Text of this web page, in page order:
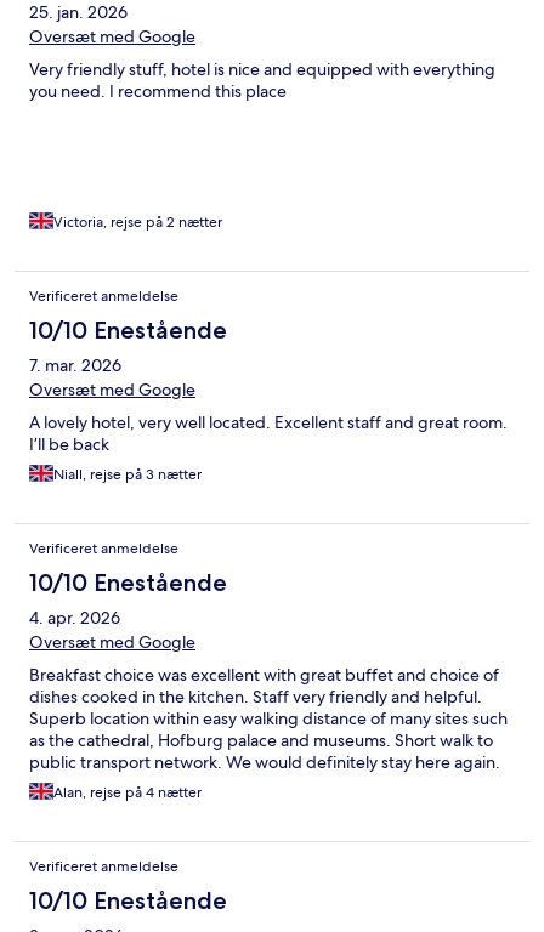
25. jan. 2026
Oversæt med Google
Very friendly stuff, hotel is nice and equipped with everything
you need. I recommend this place
Victoria, rejse på 2 nætter
Verificeret anmeldelse
10/10 Enestående
7. mar. 2026
Oversæt med Google
A lovely hotel, very well located. Excellent staff and great room.
I’ll be back
Niall, rejse på 3 nætter
Verificeret anmeldelse
10/10 Enestående
4. apr. 2026
Oversæt med Google
Breakfast choice was excellent with great buffet and choice of
dishes cooked in the kitchen. Staff very friendly and helpful.
Superb location within easy walking distance of many sites such
as the cathedral, Hofburg palace and museums. Short walk to
public transport network. We would definitely stay here again.
Alan, rejse på 4 nætter
Verificeret anmeldelse
10/10 Enestående